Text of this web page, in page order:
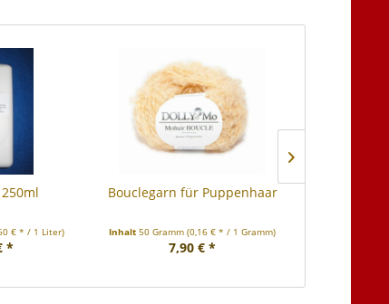
€ * / 1 Liter)
*
Bouclegarn für Puppenhaar
Inhalt50 Gramm(0,16 € * / 1 Gramm)
7,90 € *